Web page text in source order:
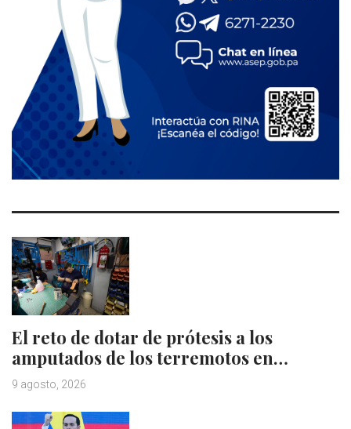
El reto de dotar de prótesis a los
amputados de los terremotos en…
9 agosto, 2026